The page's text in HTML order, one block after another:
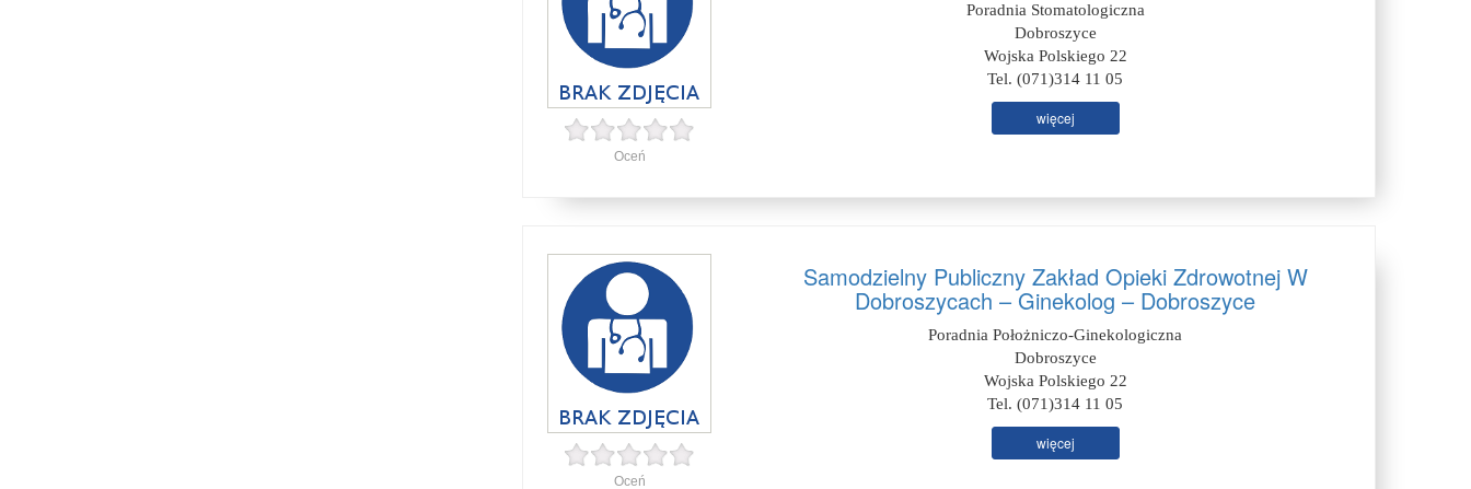
Oceń
Poradnia Stomatologiczna
Dobroszyce
Wojska Polskiego 22
Tel. (071)314 11 05
więcej
Oceń
Samodzielny Publiczny Zakład Opieki Zdrowotnej W
Dobroszycach – Ginekolog – Dobroszyce
Poradnia Położniczo-Ginekologiczna
Dobroszyce
Wojska Polskiego 22
Tel. (071)314 11 05
więcej